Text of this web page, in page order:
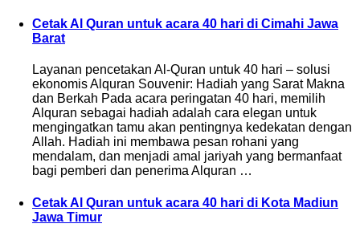
Cetak Al Quran untuk acara 40 hari di Cimahi Jawa
Barat
Layanan pencetakan Al-Quran untuk 40 hari – solusi
ekonomis Alquran Souvenir: Hadiah yang Sarat Makna
dan Berkah Pada acara peringatan 40 hari, memilih
Alquran sebagai hadiah adalah cara elegan untuk
mengingatkan tamu akan pentingnya kedekatan dengan
Allah. Hadiah ini membawa pesan rohani yang
mendalam, dan menjadi amal jariyah yang bermanfaat
bagi pemberi dan penerima Alquran …
Cetak Al Quran untuk acara 40 hari di Kota Madiun
Jawa Timur